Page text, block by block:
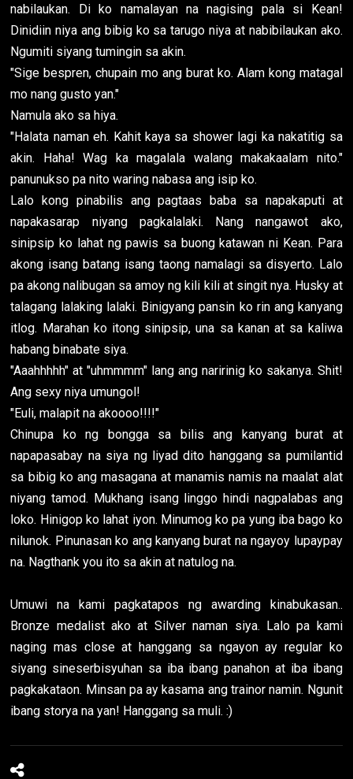
nabilaukan. Di ko namalayan na nagising pala si Kean!
Dinidiin niya ang bibig ko sa tarugo niya at nabibilaukan ako.
Ngumiti siyang tumingin sa akin.
"Sige bespren, chupain mo ang burat ko. Alam kong matagal
mo nang gusto yan."
Namula ako sa hiya.
"Halata naman eh. Kahit kaya sa shower lagi ka nakatitig sa
akin. Haha! Wag ka magalala walang makakaalam nito."
panunukso pa nito waring nabasa ang isip ko.
Lalo kong pinabilis ang pagtaas baba sa napakaputi at
napakasarap niyang pagkalalaki. Nang nangawot ako,
sinipsip ko lahat ng pawis sa buong katawan ni Kean. Para
akong isang batang isang taong namalagi sa disyerto. Lalo
pa akong nalibugan sa amoy ng kili kili at singit nya. Husky at
talagang lalaking lalaki. Binigyang pansin ko rin ang kanyang
itlog. Marahan ko itong sinipsip, una sa kanan at sa kaliwa
habang binabate siya.
"Aaahhhhh" at "uhmmmm" lang ang naririnig ko sakanya. Shit!
Ang sexy niya umungol!
"Euli, malapit na akoooo!!!!"
Chinupa ko ng bongga sa bilis ang kanyang burat at
napapasabay na siya ng liyad dito hanggang sa pumilantid
sa bibig ko ang masagana at manamis namis na maalat alat
niyang tamod. Mukhang isang linggo hindi nagpalabas ang
loko. Hinigop ko lahat iyon. Minumog ko pa yung iba bago ko
nilunok. Pinunasan ko ang kanyang burat na ngayoy lupaypay
na. Nagthank you ito sa akin at natulog na.
Umuwi na kami pagkatapos ng awarding kinabukasan..
Bronze medalist ako at Silver naman siya. Lalo pa kami
naging mas close at hanggang sa ngayon ay regular ko
siyang sineserbisyuhan sa iba ibang panahon at iba ibang
pagkakataon. Minsan pa ay kasama ang trainor namin. Ngunit
ibang storya na yan! Hanggang sa muli. :)